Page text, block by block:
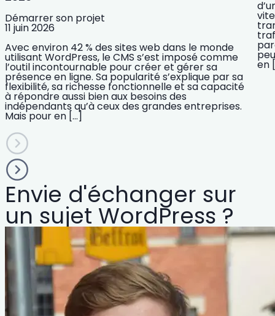
Démarrer son projet
11 juin 2026
Avec environ 42 % des sites web dans le monde
utilisant WordPress, le CMS s’est imposé comme
l’outil incontournable pour créer et gérer sa
présence en ligne. Sa popularité s’explique par sa
flexibilité, sa richesse fonctionnelle et sa capacité
à répondre aussi bien aux besoins des
indépendants qu’à ceux des grandes entreprises.
Mais pour en […]
en
Envie d'échanger sur
un sujet WordPress ?